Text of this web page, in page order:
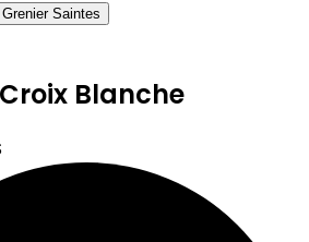
Saintes
Blanche